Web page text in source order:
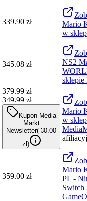
339.90 zł
Mario
w
345.08 zł
NS2
sklepie
379.99 zł
349.99 zł
Kupon Media
Markt
Newsletter(-30.00
zł)
Mario
w
359.00 zł
Mario
PL -
Switch